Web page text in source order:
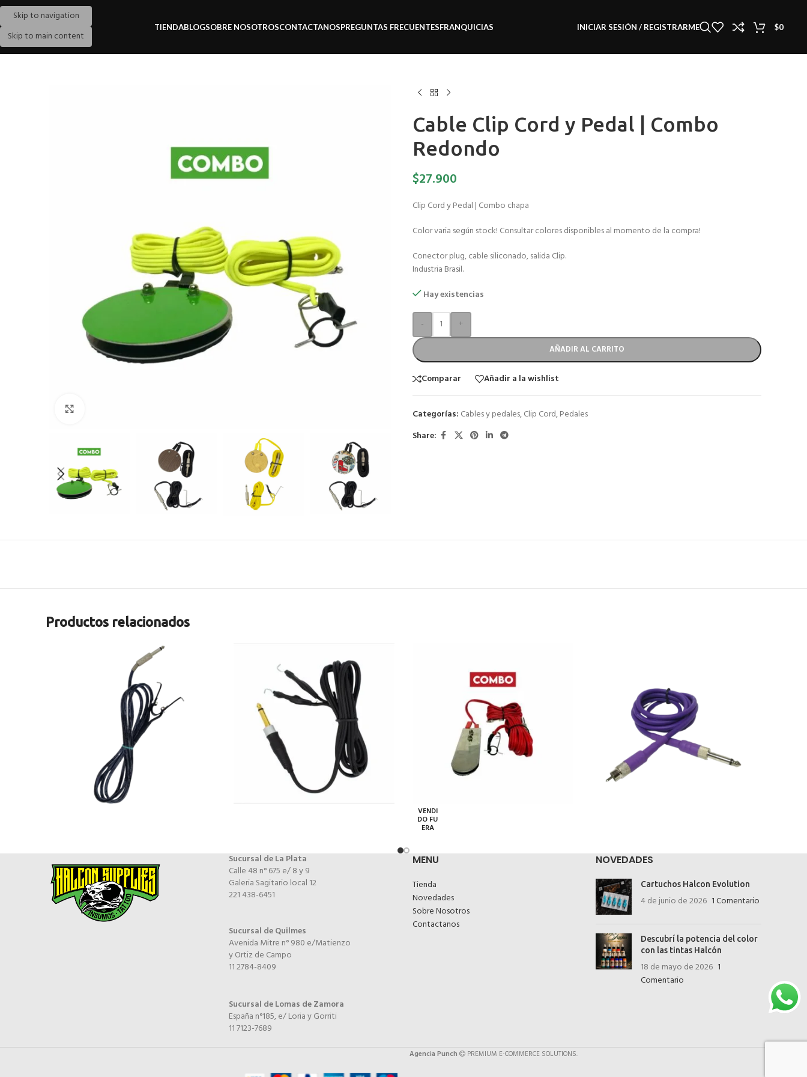
Skip to navigation
Skip to main content
TIENDABLOGSOBRE NOSOTROSCONTACTANOSPREGUNTAS FRECUENTESFRANQUICIAS INICIAR SESIÓN / REGISTRARME $0
Cable Clip Cord y Pedal | Combo
Redondo
$27.900
Clip Cord y Pedal | Combo chapa
Color varia según stock! Consultar colores disponibles al momento de la compra!
Conector plug, cable siliconado, salida Clip.
Industria Brasil.
Hay existencias
- +
AÑADIR AL CARRITO
Comparar Añadir a la wishlist
Categorías: Cables y pedales,Clip Cord,Pedales
Share:
Productos relacionados
VENDI
DO FU
ERA
Sucursal de La Plata
Calle 48 n° 675 e/ 8 y 9
Galeria Sagitario local 12
221 438-6451
Sucursal de Quilmes
Avenida Mitre n° 980 e/Matienzo
y Ortiz de Campo
11 2784-8409
Sucursal de Lomas de Zamora
España n°185, e/ Loria y Gorriti
11 7123-7689
MENU
Tienda
Novedades
Sobre Nosotros
Contactanos
NOVEDADES
Cartuchos Halcon Evolution
4 de junio de 2026 1 Comentario
Descubrí la potencia del color
con las tintas Halcón
18 de mayo de 2026 1
Comentario
Agencia Punch PREMIUM E-COMMERCE SOLUTIONS.